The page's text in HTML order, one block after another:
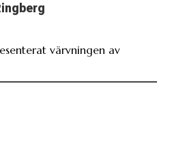
värvningen av